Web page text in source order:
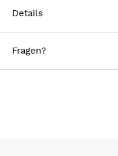
Details
Fragen?